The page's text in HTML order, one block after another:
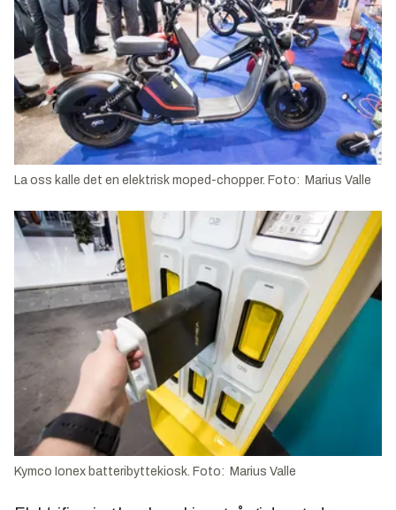
La oss kalle det en elektrisk moped-chopper. Foto: Marius Valle
Kymco Ionex batteribyttekiosk. Foto: Marius Valle